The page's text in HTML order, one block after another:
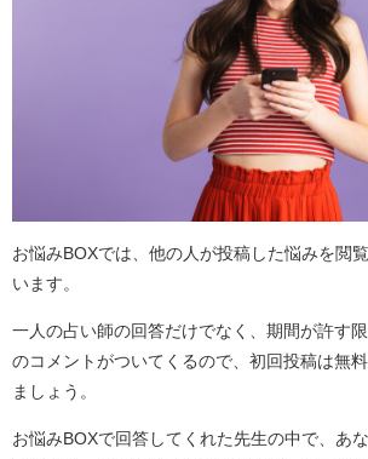
お悩みBOXでは、他の人が投稿した悩みを閲
います。
一人の占い師の回答だけでなく、期間が許す
のコメントがついてくるので、初回投稿は無
ましょう。
お悩みBOXで回答してくれた先生の中で、あ